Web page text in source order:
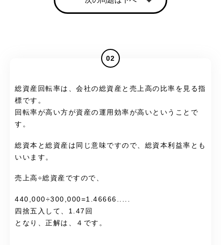
02
総資産回転率は、会社の総資産と売上高の比率を見る指
標です。
回転率が高い方が資産の運用効率が高いということで
す。
総資本と総資産は同じ意味ですので、総資本利益率とも
いいます。
売上高÷総資産ですので、
440,000÷300,000=1.46666.....
四捨五入して、1.47回
となり、正解は、４です。